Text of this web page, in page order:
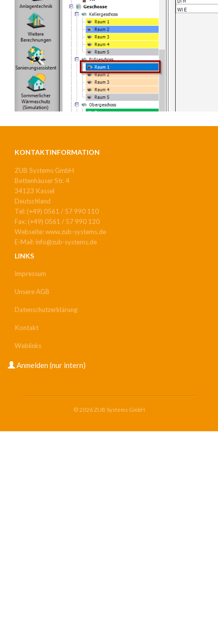
KONTAKTINFORMATION
ZUB Systems GmbH
Bettenhäuser Str. 4
34123 Kassel
Deutschland
Tel: (+49) 0561 / 57 990 110
Fax: (+49) 0561 / 57 990 120
Webseite: www.zub-systems.de
E-Mail: info@zub-systems.de
LINKS
Impressum
Unsere AGB
Datenschutzerklärung
Kontakt
Weblinks
USER
ACCOUNT
Anmelden (nur intern)
© 2026 ZUB Systems GmbH